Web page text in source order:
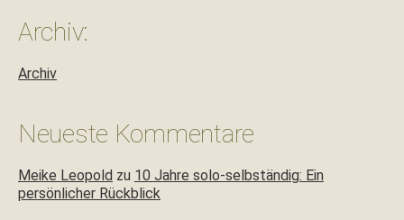
Archiv:
Archiv
Neueste Kommentare
Meike Leopold zu 10 Jahre solo-selbständig: Ein
persönlicher Rückblick